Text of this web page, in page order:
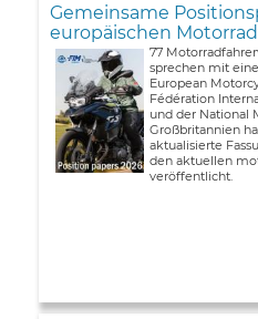
Gemeinsame
europäischen
77
sprechen mit
European
Fédération
und der National
Großbritannien
aktualisierte
den aktuellen
veröffentlicht.